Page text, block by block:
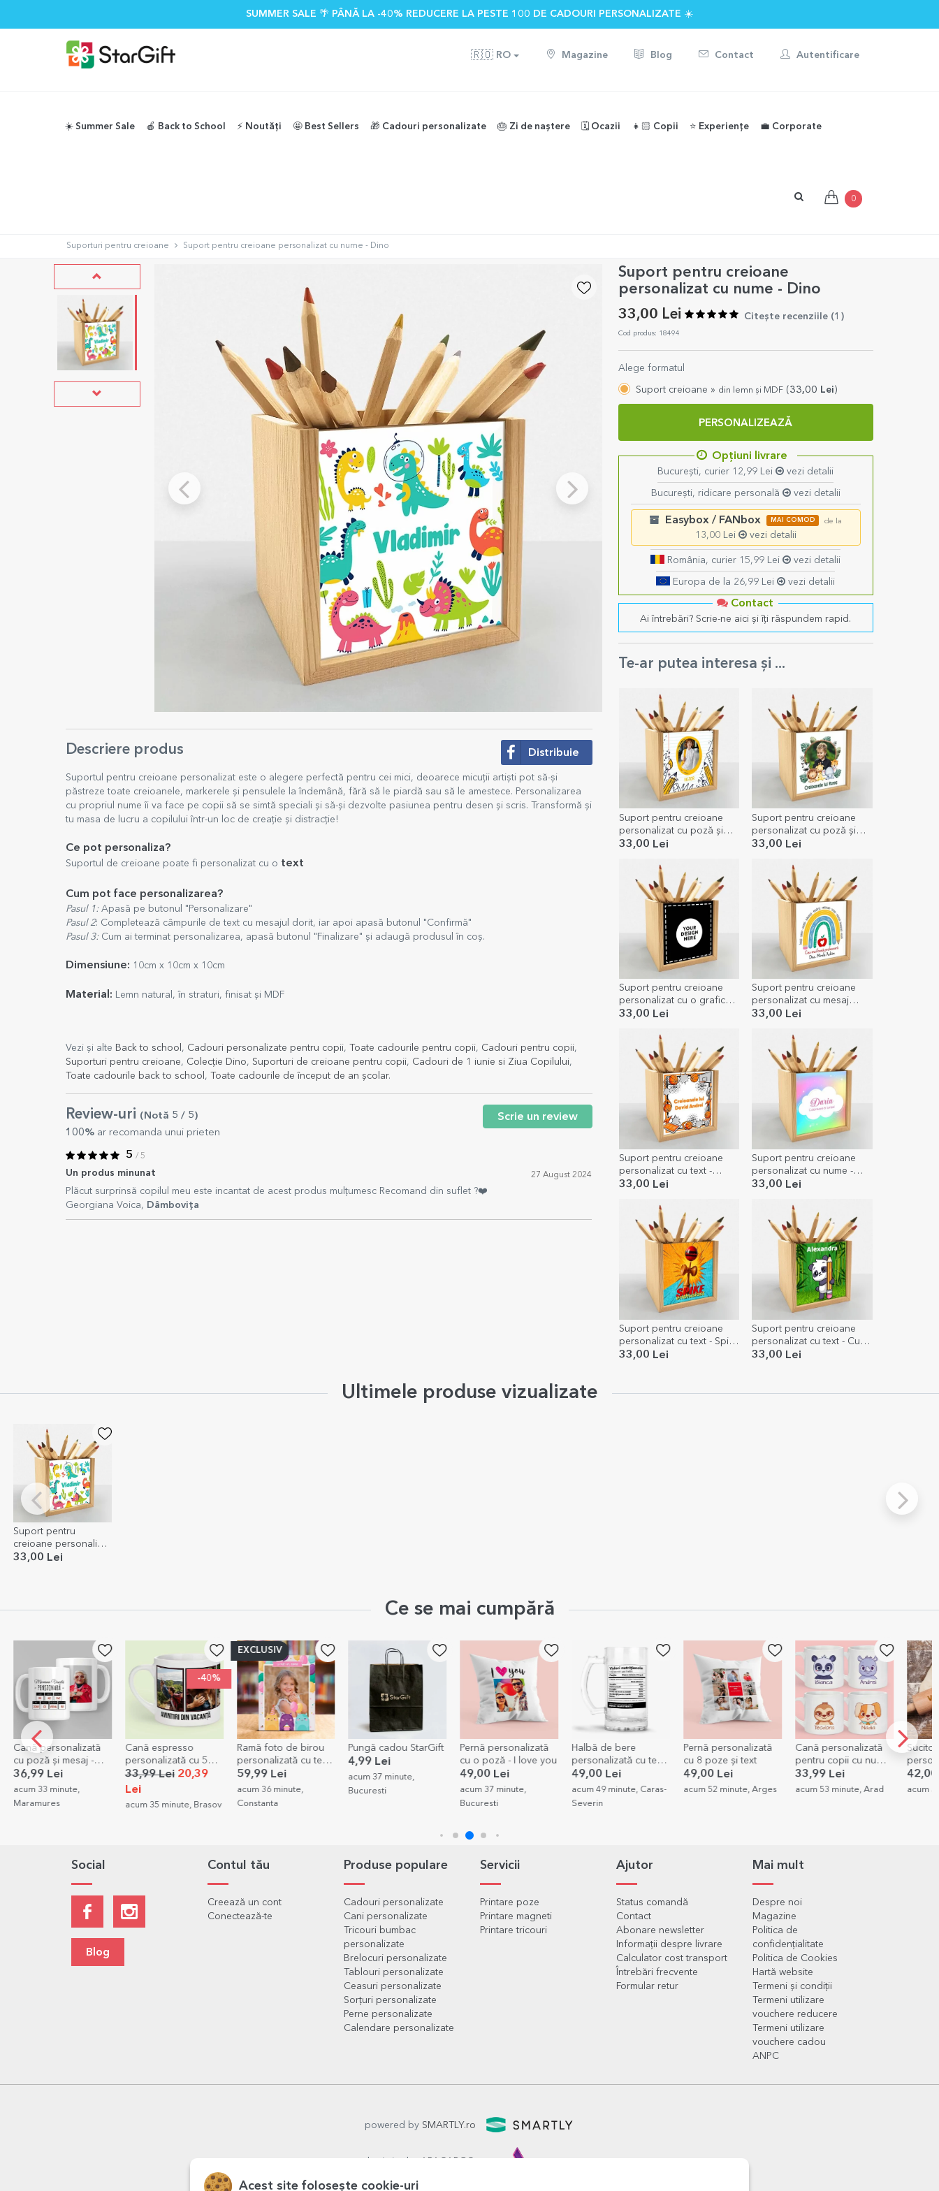
SUMMER SALE 🌴 PÂNĂ LA -40% REDUCERE LA PESTE 100 DE CADOURI PERSONALIZATE ☀️
🇷🇴 RO Magazine Blog Contact Autentificare
☀️ Summer Sale 🍎 Back to School ⚡️ Noutăți 🤩 Best Sellers 🎁 Cadouri personalizate 🎂 Zi de naștere 🗓️ Ocazii 👧🏻 Copii ⭐️ Experiențe 💼 Corporate
0
Suporturi pentru creioane Suport pentru creioane personalizat cu nume - Dino
Suport pentru creioane
personalizat cu nume - Dino
33,00 Lei Citește recenziile (1 )
Cod produs: 18494
Alege formatul
Suport creioane » din lemn și MDF(33,00 Lei)
PERSONALIZEAZĂ
Opțiuni livrare
București, curier 12,99 Lei vezi detalii
București, ridicare personală vezi detalii
Easybox / FANbox MAI COMOD de la
13,00 Lei vezi detalii
România, curier 15,99 Lei vezi detalii
Europa de la 26,99 Lei vezi detalii
Contact
Ai întrebări? Scrie-ne aici și îți răspundem rapid.
Te-ar putea interesa și ...
Suport pentru creioane
personalizat cu poză și
text
33,00 Lei
Suport pentru creioane
personalizat cu poză și
text - Animăluțe
33,00 Lei
Suport pentru creioane
personalizat cu o grafica
ta
33,00 Lei
Suport pentru creioane
personalizat cu mesaj
pentru profesoară
33,00 Lei
Suport pentru creioane
personalizat cu text -
Baschet
33,00 Lei
Suport pentru creioane
personalizat cu nume -
Curcubeu
33,00 Lei
Suport pentru creioane
personalizat cu text - Spike
Enthusiast
33,00 Lei
Suport pentru creioane
personalizat cu text - Cute
Panda
33,00 Lei
Descriere produs Distribuie
Suportul pentru creioane personalizat este o alegere perfectă pentru cei mici, deoarece micuții artiști pot să-și
păstreze toate creioanele, markerele și pensulele la îndemână, fără să le piardă sau să le amestece. Personalizarea
cu propriul nume îi va face pe copii să se simtă speciali și să-și dezvolte pasiunea pentru desen și scris. Transformă și
tu masa de lucru a copilului într-un loc de creație și distracție!
Ce pot personaliza?
Suportul de creioane poate fi personalizat cu o text
Cum pot face personalizarea?
Pasul 1: Apasă pe butonul "Personalizare"
Pasul 2: Completează câmpurile de text cu mesajul dorit, iar apoi apasă butonul "Confirmă"
Pasul 3: Cum ai terminat personalizarea, apasă butonul "Finalizare" și adaugă produsul în coș.
Dimensiune: 10cm x 10cm x 10cm
Material: Lemn natural, în straturi, finisat și MDF
Vezi și alte Back to school , Cadouri personalizate pentru copii, Toate cadourile pentru copii, Cadouri pentru copii,
Suporturi pentru creioane, Colecție Dino, Suporturi de creioane pentru copii, Cadouri de 1 iunie si Ziua Copilului,
Toate cadourile back to school , Toate cadourile de început de an școlar.
Review-uri (Notă 5 / 5)
100% ar recomanda unui prieten
Scrie un review
5 / 5
Un produs minunat 27 August 2024
Plăcut surprinsă copilul meu este incantat de acest produs mulțumesc Recomand din suflet ?❤️
Georgiana Voica, Dâmbovița
Ultimele produse vizualizate
Suport pentru
creioane personalizat
cu nume - Dino
33,00 Lei
Ce se mai cumpără
-40%
Cană espresso
personalizată cu 5
poze și text - Amintiri
33,99 Lei
Lei
acum 35 minute, Brasov
Ramă foto de birou
personalizată cu text
și o poză - La mulți
ani!
59,99 Lei
acum 36 minute,
Constanta
Pungă cadou StarGift
4,99 Lei
acum 37 minute,
Bucuresti
Pernă personalizată
cu o poză - I love you
49,00 Lei
acum 37 minute,
Halbă de bere
personalizată cu text
- Valori nutriționale
amuzante
49,00 Lei
acum 49 minute, Caras-
Severin
Pernă personalizată
cu 8 poze și text
49,00 Lei
acum 52 minute, Arges
Cană personalizată
pentru copii cu nume
- Animăluț simpatic
33,99 Lei
acum 53 minute, Arad
Sucitor de lemn
personalizat -
MasterChef în
bucătărie
42,00 Lei
acum 59 minute, Iasi
poze
Lei
Social
Blog
Contul tău
Creează un cont
Conectează-te
Produse populare
Cadouri personalizate
Cani personalizate
Tricouri bumbac
personalizate
Brelocuri personalizate
Tablouri personalizate
Ceasuri personalizate
Sorțuri personalizate
Perne personalizate
Calendare personalizate
Servicii
Printare poze
Printare magneti
Printare tricouri
Ajutor
Status comandă
Contact
Abonare newsletter
Informații despre livrare
Calculator cost transport
Întrebări frecvente
Formular retur
Mai mult
Despre noi
Magazine
Politica de
confidențialitate
Politica de Cookies
Hartă website
Termeni și condiții
Termeni utilizare
vouchere reducere
Termeni utilizare
vouchere cadou
ANPC
powered by SMARTLY.ro
Acest site folosește cookie-uri